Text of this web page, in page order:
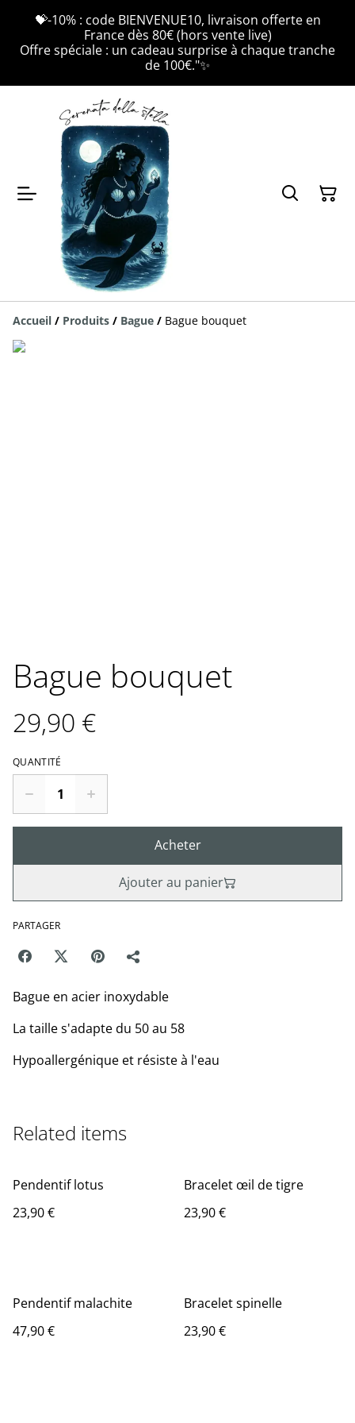
💝-10% : code BIENVENUE10, livraison offerte en
France dès 80€ (hors vente live)
Offre spéciale : un cadeau surprise à chaque tranche
de 100€."✨
Accueil / Produits / Bague / Bague bouquet
Bague bouquet
29,90 €
QUANTITÉ
Acheter
Ajouter au panier
PARTAGER
Bague en acier inoxydable
La taille s'adapte du 50 au 58
Hypoallergénique et résiste à l'eau
Related items
Pendentif lotus
23,90 €
Bracelet œil de tigre
23,90 €
Pendentif malachite
47,90 €
Bracelet spinelle
23,90 €